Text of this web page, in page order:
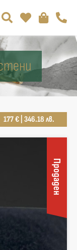
177 € | 346.18 лв.
Продаден